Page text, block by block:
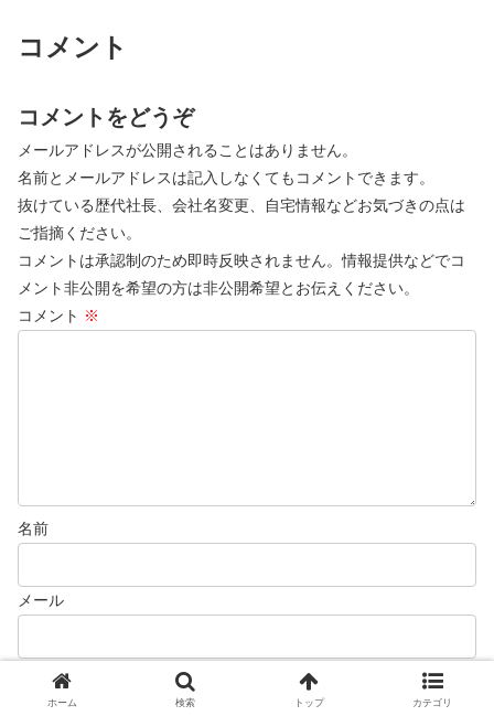
コメント
コメントをどうぞ
メールアドレスが公開されることはありません。
名前とメールアドレスは記入しなくてもコメントできます。
抜けている歴代社長、会社名変更、自宅情報などお気づきの点は
ご指摘ください。
コメントは承認制のため即時反映されません。情報提供などでコ
メント非公開を希望の方は非公開希望とお伝えください。
コメント ※
名前
メール
ホーム 検索 トップ カテゴリ